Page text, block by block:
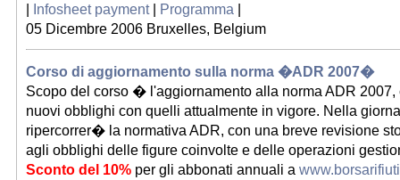
| Infosheet payment| Programma |
05 Dicembre 2006 Bruxelles, Belgium
Corso di aggiornamento sulla norma �ADR 2007�
Scopo del corso � l'aggiornamento alla norma ADR 2007,
nuovi obblighi con quelli attualmente in vigore. Nella
ripercorrer� la normativa ADR, con una breve revisione
agli obblighi delle figure coinvolte e delle operazioni
Sconto del 10% per gli abbonati annuali a